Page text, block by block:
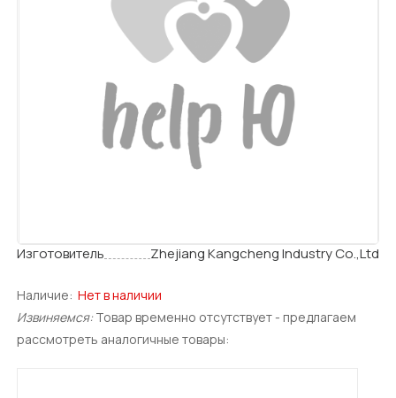
Изготовитель Zhejiang Kangcheng Industry Co.,Ltd
Наличие: Нет в наличии
Извиняемся: Товар временно отсутствует - предлагаем
рассмотреть аналогичные товары: